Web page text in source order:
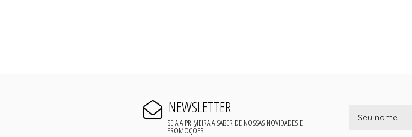
NEWSLETTER
SEJA A PRIMEIRA A SABER DE NOSSAS NOVIDADES E
PROMOÇÕES!